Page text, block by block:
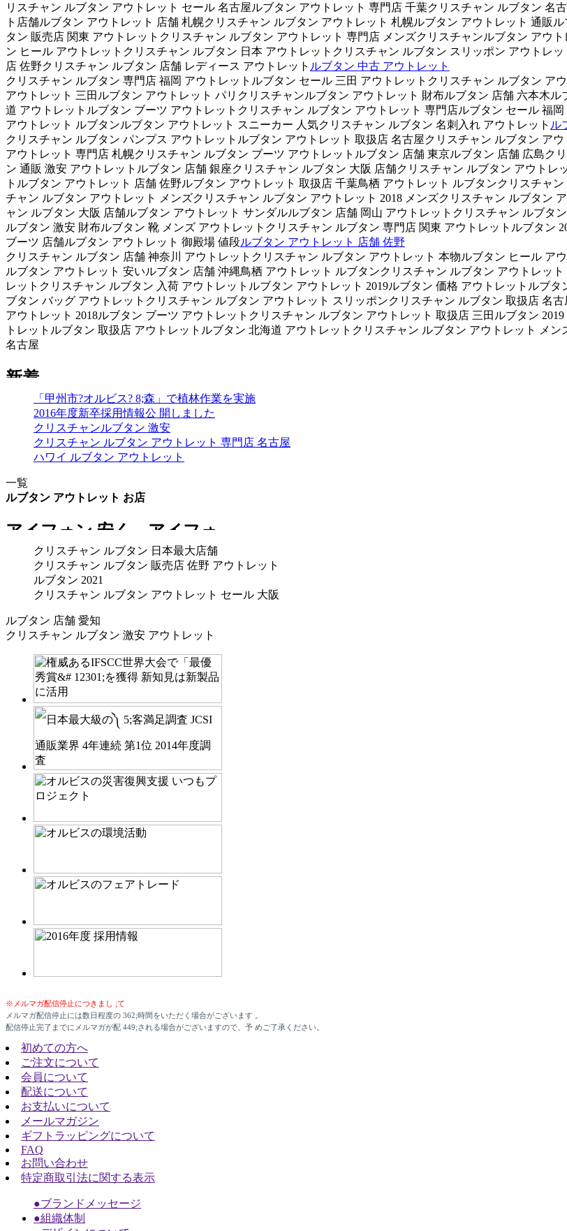
リスチャン ルブタン アウトレット セール 名古屋ルブタン アウトレット 専門店 千葉クリスチャン ルブタン 名
ト店舗ルブタン アウトレット 店舗 札幌クリスチャン ルブタン アウトレット 札幌ルブタン アウトレット 通販
タン 販売店 関東 アウトレットクリスチャン ルブタン アウトレット 専門店 メンズクリスチャンルブタン アウ
ン ヒール アウトレットクリスチャン ルブタン 日本 アウトレットクリスチャン ルブタン スリッポン アウトレ
店 佐野クリスチャン ルブタン 店舗 レディース アウトレット ルブタン 中古 アウトレット
クリスチャン ルブタン 専門店 福岡 アウトレットルブタン セール 三田 アウトレットクリスチャン ルブタン
アウトレット 三田ルブタン アウトレット パリクリスチャンルブタン アウトレット 財布ルブタン 店舗 六本木
道 アウトレットルブタン ブーツ アウトレットクリスチャン ルブタン アウトレット 専門店ルブタン セール 福
アウトレット ルブタンルブタン アウトレット スニーカー 人気クリスチャン ルブタン 名刺入れ アウトレット ル
クリスチャン ルブタン パンプス アウトレットルブタン アウトレット 取扱店 名古屋クリスチャン ルブタン ア
アウトレット 専門店 札幌クリスチャン ルブタン ブーツ アウトレットルブタン 店舗 東京ルブタン 店舗 広島ク
ン 通販 激安 アウトレットルブタン 店舗 銀座クリスチャン ルブタン 大阪 店舗クリスチャン ルブタン アウト
トルブタン アウトレット 店舗 佐野ルブタン アウトレット 取扱店 千葉鳥栖 アウトレット ルブタンクリスチャ
チャン ルブタン アウトレット メンズクリスチャン ルブタン アウトレット 2018 メンズクリスチャン ルブタン
ャン ルブタン 大阪 店舗ルブタン アウトレット サンダルルブタン 店舗 岡山 アウトレットクリスチャン ルブタ
ルブタン 激安 財布ルブタン 靴 メンズ アウトレットクリスチャン ルブタン 専門店 関東 アウトレットルブタン
ブーツ 店舗ルブタン アウトレット 御殿場 値段ルブタン アウトレット 店舗 佐野
クリスチャン ルブタン 店舗 神奈川 アウトレットクリスチャン ルブタン アウトレット 本物ルブタン ヒール
ルブタン アウトレット 安いルブタン 店舗 沖縄鳥栖 アウトレット ルブタンクリスチャン ルブタン アウトレッ
レットクリスチャン ルブタン 入荷 アウトレットルブタン アウトレット 2019ルブタン 価格 アウトレットルブ
ブタン バッグ アウトレットクリスチャン ルブタン アウトレット スリッポンクリスチャン ルブタン 取扱店 名
アウトレット 2018ルブタン ブーツ アウトレットクリスチャン ルブタン アウトレット 取扱店 三田ルブタン
トレットルブタン 取扱店 アウトレットルブタン 北海道 アウトレットクリスチャン ルブタン アウトレット メ
名古屋
「甲州市?オルビス? 8;森」で植林作業を実施
2016年度新卒採用情報公 開しました
クリスチャンルブタン 激安
クリスチャン ルブタン アウトレット 専門店 名古屋
ハワイ ルブタン アウトレット
一覧
ルブタン アウトレット お店
クリスチャン ルブタン 日本最大店舗
クリスチャン ルブタン 販売店 佐野 アウトレット
ルブタン 2021
クリスチャン ルブタン アウトレット セール 大阪
ルブタン 店舗 愛知
クリスチャン ルブタン 激安 アウトレット
※メルマガ配信停止につきまし ;て
メルマガ配信停止には数日程度の 362;時間をいただく場合がございます 。
配信停止完了までにメルマガが配 449;される場合がございますので、予 めご了承ください。
初めての方へ
ご注文について
会員について
配送について
お支払いについて
メールマガジン
ギフトラッピングについて
FAQ
お問い合わせ
特定商取引法に関する表示
●ブランドメッセージ
●組織体制